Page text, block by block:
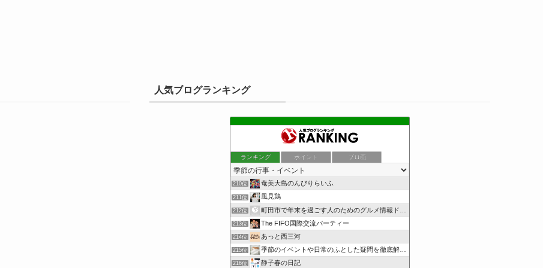
人気ブログランキング
ランキング ポイント ブロ画
210位 奄美大島のんびりらいふ
211位 風見鶏
212位 町田市で年末を過ごす人のためのグルメ情報ドットコム
213位 The FIFO国際交流パーティー
214位 あっと西三河
215位 季節のイベントや日常のふとした疑問を徹底解説！
216位 静子春の日記